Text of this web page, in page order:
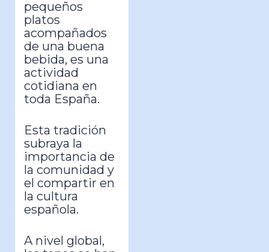
pequeños
platos
acompañados
de una buena
bebida, es una
actividad
cotidiana en
toda España.
Esta tradición
subraya la
importancia de
la comunidad y
el compartir en
la cultura
española.
A nivel global,